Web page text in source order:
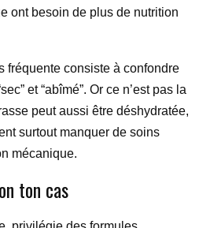
ont besoin de plus de nutrition
fréquente consiste à confondre
et “abîmé”. Or ce n’est pas la
peut aussi être déshydratée,
surtout manquer de soins
mécanique.
ton cas